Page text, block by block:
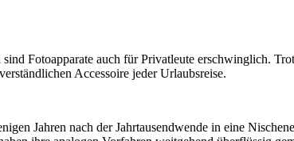
Fotoapparate auch für Privatleute erschwinglich.
Accessoire jeder Urlaubsreise.
Jahren nach der Jahrtausendwende in eine